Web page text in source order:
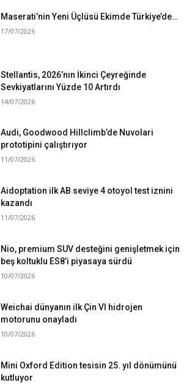
Maserati’nin Yeni Üçlüsü Ekimde Türkiye’de…
17/07/2026
Stellantis, 2026’nın İkinci Çeyreğinde
Sevkiyatlarını Yüzde 10 Artırdı
14/07/2026
Audi, Goodwood Hillclimb’de Nuvolari
prototipini çalıştırıyor
11/07/2026
Aidoptation ilk AB seviye 4 otoyol test iznini
kazandı
11/07/2026
Nio, premium SUV desteğini genişletmek için
beş koltuklu ES8’i piyasaya sürdü
10/07/2026
Weichai dünyanın ilk Çin VI hidrojen
motorunu onayladı
10/07/2026
Mini Oxford Edition tesisin 25. yıl dönümünü
kutluyor